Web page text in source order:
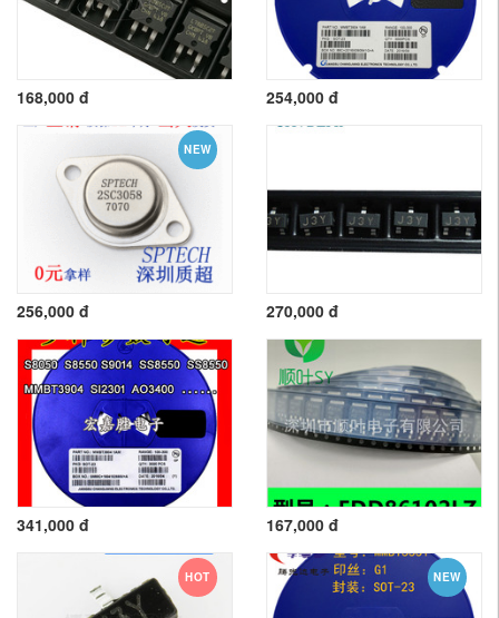
168,000 đ 254,000 đ
NEW
256,000 đ 270,000 đ
341,000 đ 167,000 đ
HOT NEW